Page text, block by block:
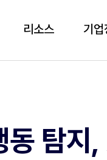
리소스 기
동 탐지